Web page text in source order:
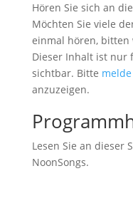
Hören Sie sich an
Möchten Sie viele
einmal hören, bitten
Dieser Inhalt ist nur
sichtbar. Bitte
anzuzeigen.
Lesen Sie an dieser
NoonSongs.